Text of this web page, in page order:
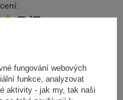
5/5
fungování webových
funkce, analyzovat
aktivity - jak my, tak naši